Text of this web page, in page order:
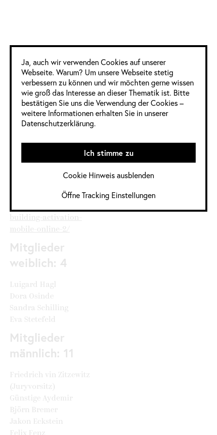
4 Frauen 11 Männer 0 Divers
Informationen
im Detail
Jahrgang:2022,2022 / 2023
Kategorie:Deutschland,
building-activation-
mobile-online-2/
Mitglieder
weiblich: 4
Luigard Hagl
Dora Osinde
Sandra Schilling
Eva Stetefeld
Mitglieder
männlich: 11
Friedrich vin Zitzewitz
(Juryvorsitz)
Günstige Aydemir
Björn Bremer
Jakon Eckstein
Felix Fenz
Ja, auch wir verwenden Cookies auf unserer
Webseite. Warum? Um unsere Webseite stetig
verbessern zu können und wir möchten gerne wissen
wie groß das Interesse an dieser Thematik ist. Bitte
bestätigen Sie uns die Verwendung der Cookies –
weitere Informationen erhalten Sie in unserer
Datenschutzerklärung.
Ich stimme zu
Cookie Hinweis ausblenden
Öffne Tracking Einstellungen
Google Analytics